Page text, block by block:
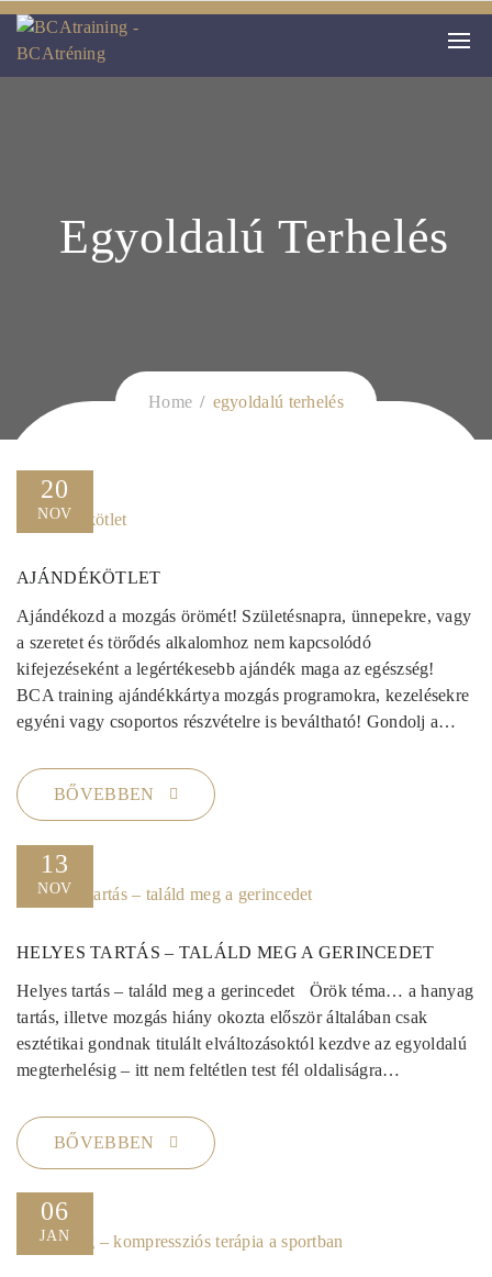
Egyoldalú Terhelés
Home egyoldalú terhelés
20
NOV
AJÁNDÉKÖTLET
Ajándékozd a mozgás örömét! Születésnapra, ünnepekre, vagy
a szeretet és törődés alkalomhoz nem kapcsolódó
kifejezéseként a legértékesebb ajándék maga az egészség!
BCA training ajándékkártya mozgás programokra, kezelésekre
egyéni vagy csoportos részvételre is beváltható! Gondolj a…
BŐVEBBEN
13
NOV
HELYES TARTÁS – TALÁLD MEG A GERINCEDET
Helyes tartás – találd meg a gerincedet Örök téma… a hanyag
tartás, illetve mozgás hiány okozta először általában csak
esztétikai gondnak titulált elváltozásoktól kezdve az egyoldalú
megterhelésig – itt nem feltétlen test fél oldaliságra…
BŐVEBBEN
06
JAN